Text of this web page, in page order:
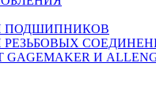
ПОДШИПНИКОВ
И